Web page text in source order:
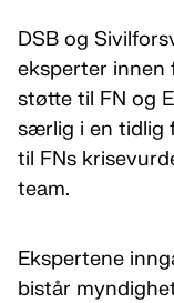
DSB og
eksperter innen
støtte til FN og
særlig i en tidlig
til FNs
team.
Ekspertene
bistår